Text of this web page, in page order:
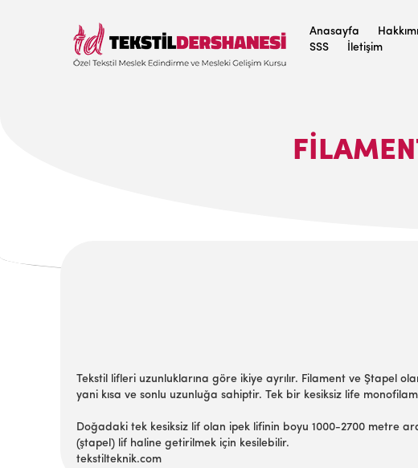
Anasayfa
SSS
İletişim
Tekstil lifleri uzunluklarına göre ikiye ayrılır. Filament ve Ştapel
yani kısa ve sonlu uzunluğa sahiptir. Tek bir kesiksiz life
Doğadaki tek kesiksiz lif olan ipek lifinin boyu 1000-2700 metre
(ştapel) lif haline getirilmek için kesilebilir.
tekstilteknik.com